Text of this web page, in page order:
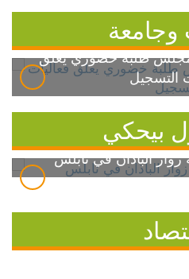
مجلس طلبة خضوري يعلق
التسجيل
بيحكي
الباذان في نابلس